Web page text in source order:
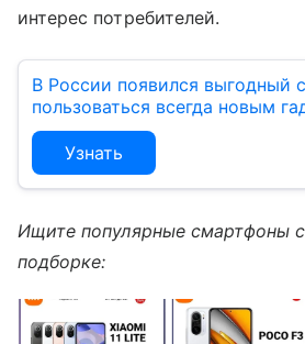
интерес потребителей.
В России появился выгодный
пользоваться всегда новым
Узнать
Ищите популярные смартфоны
подборке: